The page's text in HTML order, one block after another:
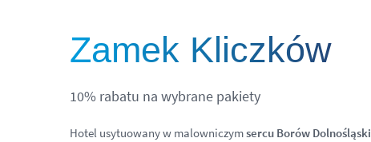
Zamek Kliczków
10% rabatu na wybrane pakiety
Hotel usytuowany w malowniczymsercu Borów